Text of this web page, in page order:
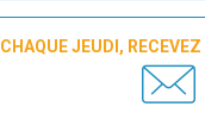
CHAQUE JEUDI,